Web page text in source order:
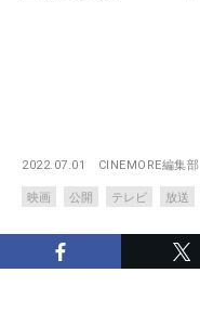
2022.07.01 CINEMORE編集部
映画 公開 テレビ 放送